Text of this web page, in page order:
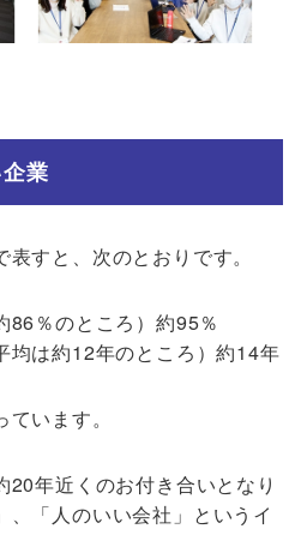
業
すと、次のとおりです。
％のところ）約95％
は約12年のところ）約14年
います。
年近くのお付き合いとなり
、「人のいい会社」というイ